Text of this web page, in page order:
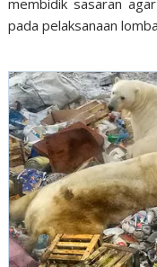
membidik sasaran
pada pelaksanaan